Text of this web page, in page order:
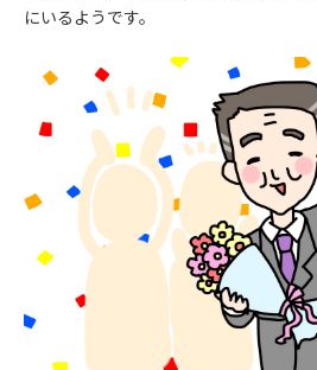
にいるようです。